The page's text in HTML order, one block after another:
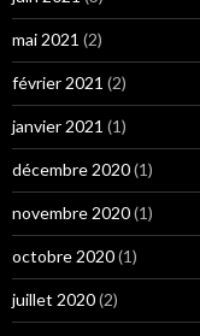
mai 2021 (2)
février 2021 (2)
janvier 2021 (1)
décembre 2020(1)
novembre 2020(1)
octobre 2020(1)
juillet 2020(2)